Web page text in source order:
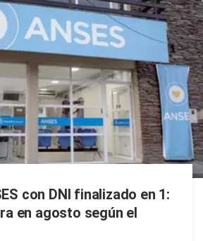
con DNI finalizado en 1:
en agosto según el